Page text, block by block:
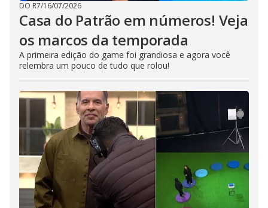
DO R7/16/07/2026
Casa do Patrão em números! Veja
os marcos da temporada
A primeira edição do game foi grandiosa e agora você
relembra um pouco de tudo que rolou!